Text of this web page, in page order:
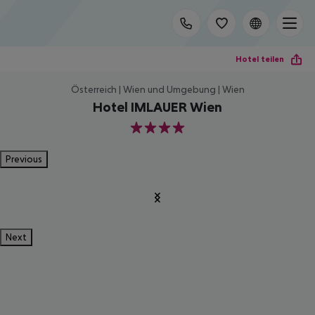
Hotel teilen
Österreich | Wien und Umgebung | Wien
Hotel IMLAUER Wien
4
Previous
Next